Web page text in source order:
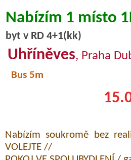
Nabízím 1 místo
byt v RD 4+1(kk)
Uhříněves, Praha
Bus 5m
Nabízím soukromě bez
VOLEJTE //